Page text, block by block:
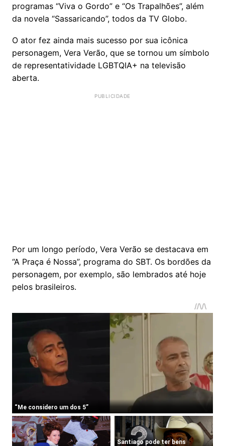
programas “Viva o Gordo” e “Os Trapalhões”, além
da novela “Sassaricando”, todos da TV Globo.
O ator fez ainda mais sucesso por sua icônica
personagem, Vera Verão, que se tornou um símbolo
de representatividade LGBTQIA+ na televisão
aberta.
Por um longo período, Vera Verão se destacava em
“A Praça é Nossa”, programa do SBT. Os bordões da
personagem, por exemplo, são lembrados até hoje
pelos brasileiros.